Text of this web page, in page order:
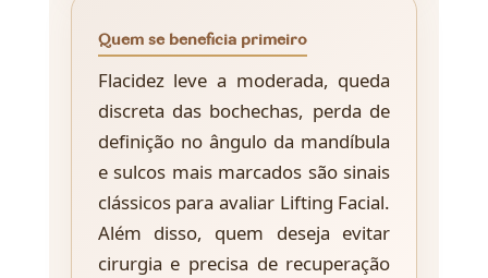
Quem se beneficia primeiro
Flacidez leve a moderada, queda
discreta das bochechas, perda de
definição no ângulo da mandíbula
e sulcos mais marcados são sinais
clássicos para avaliar Lifting Facial.
Além disso, quem deseja evitar
cirurgia e precisa de recuperação